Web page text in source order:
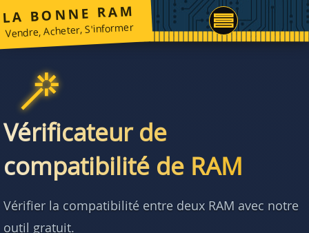
LA BONNE RAM
Vendre, Acheter, S'informer
Vérificateur de
compatibilité de RAM
Vérifier la compatibilité entre deux RAM avec notre
outil gratuit.